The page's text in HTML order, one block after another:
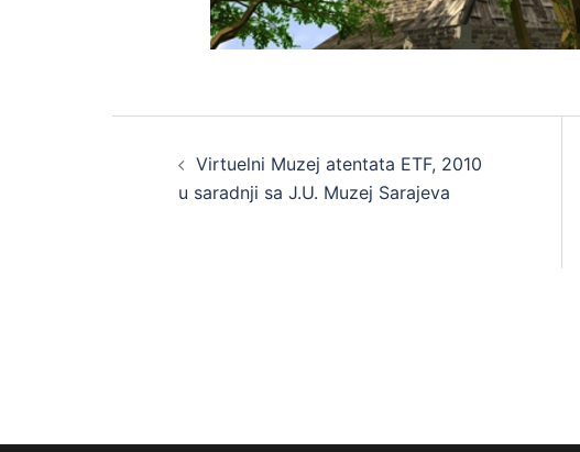
navigation
Virtuelni Muzej atentata ETF, 2010
u saradnji sa J.U. Muzej Sarajeva